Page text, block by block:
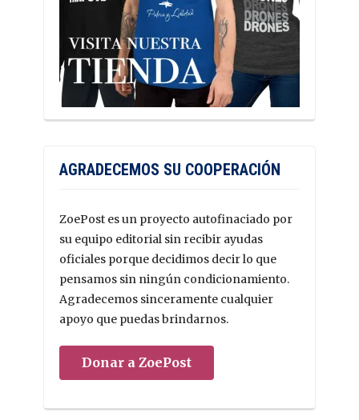
AGRADECEMOS SU COOPERACIÓN
ZoePost es un proyecto autofinaciado por
su equipo editorial sin recibir ayudas
oficiales porque decidimos decir lo que
pensamos sin ningún condicionamiento.
Agradecemos sinceramente cualquier
apoyo que puedas brindarnos.
Donar a ZoePost